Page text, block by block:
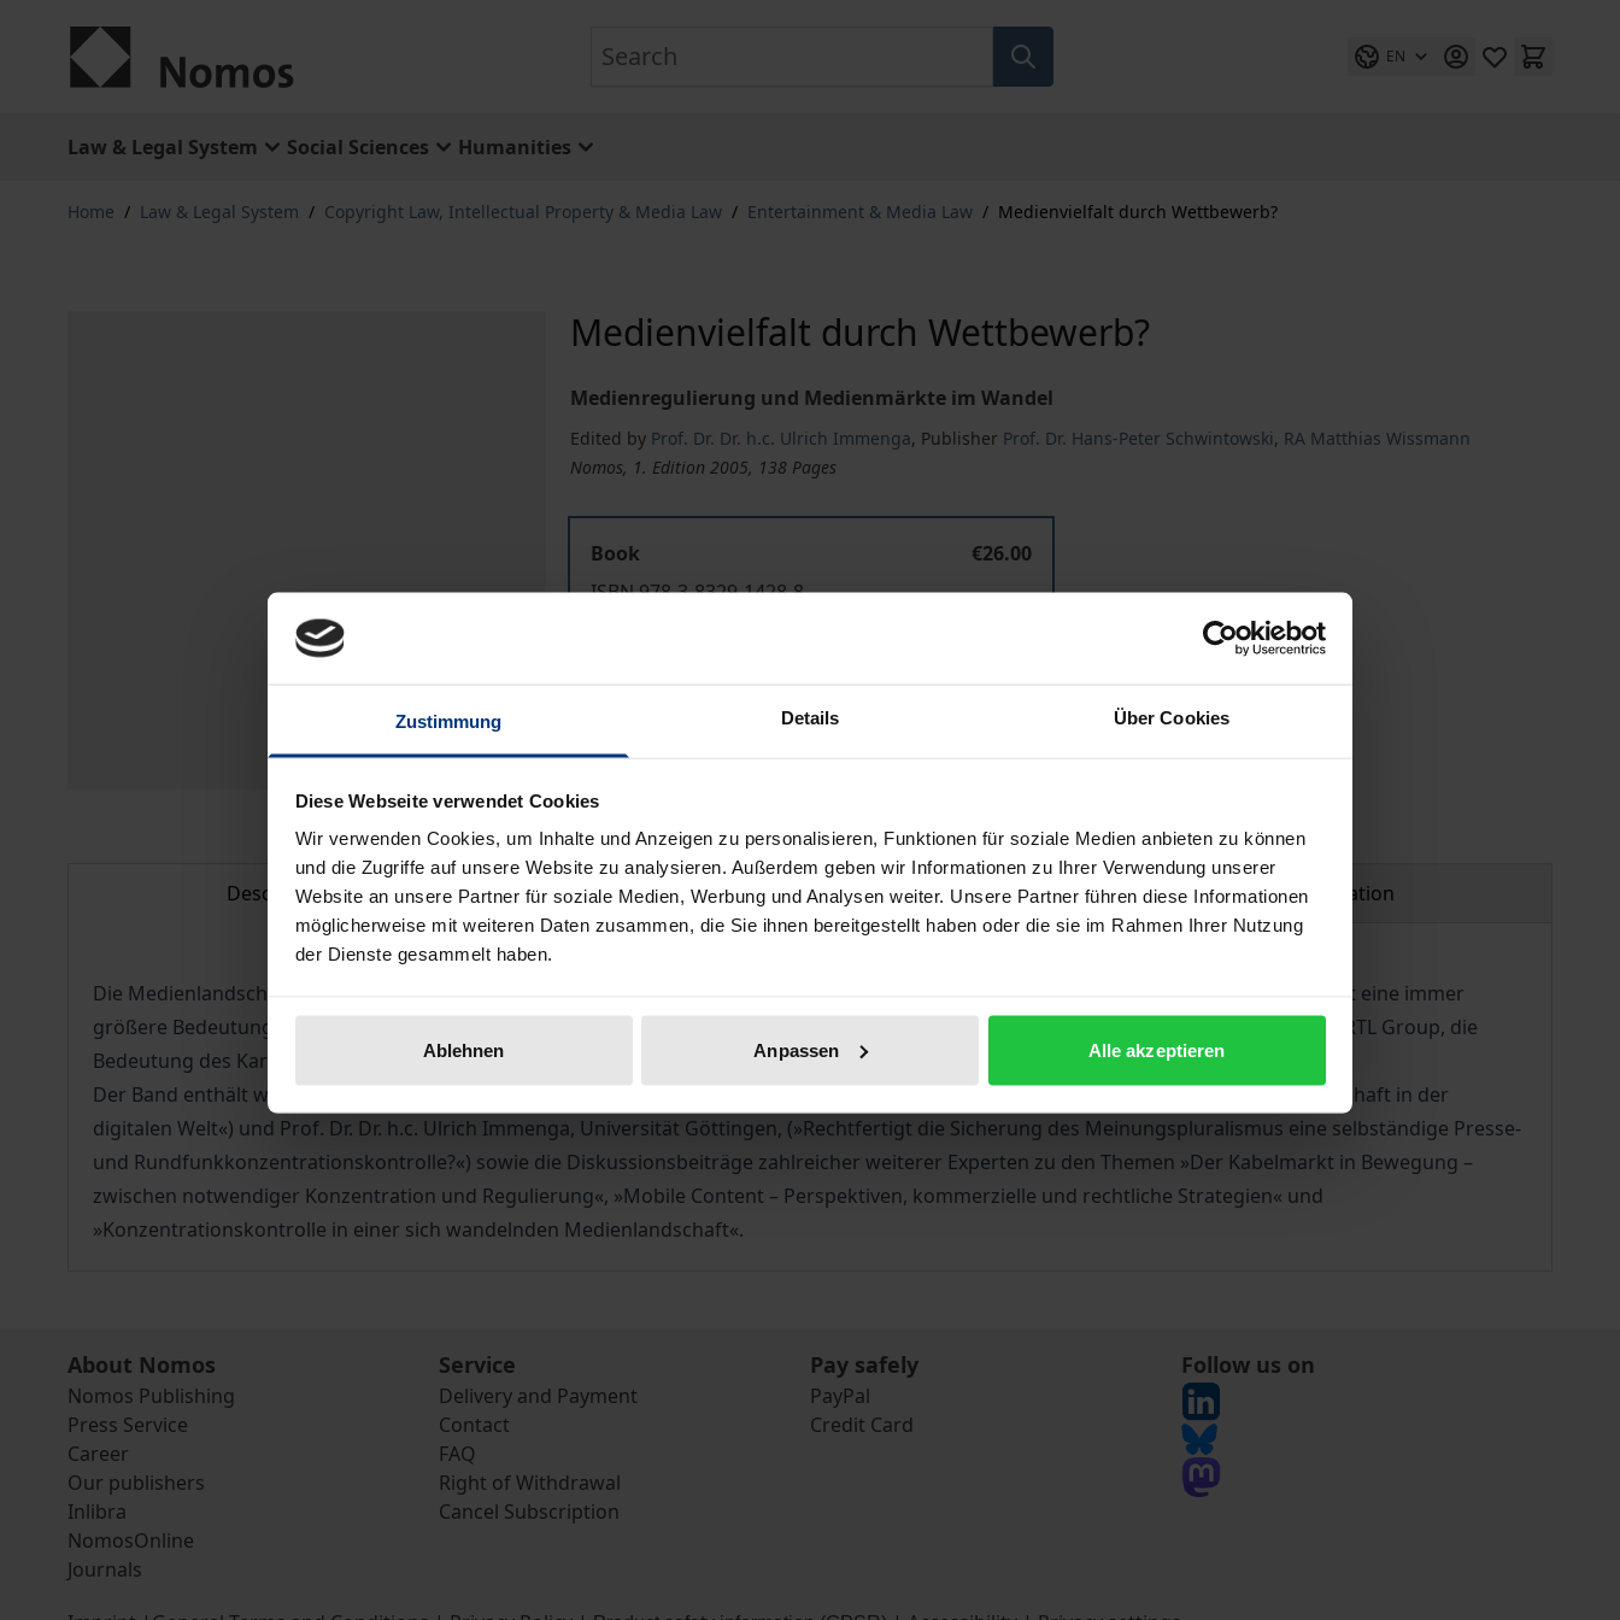
Zustimmung Details Über Cookies
Diese Webseite verwendet Cookies
Wir verwenden Cookies, um Inhalte und Anzeigen zu personalisieren, Funktionen für soziale Medien anbieten zu können
und die Zugriffe auf unsere Website zu analysieren. Außerdem geben wir Informationen zu Ihrer Verwendung unserer
Website an unsere Partner für soziale Medien, Werbung und Analysen weiter. Unsere Partner führen diese Informationen
möglicherweise mit weiteren Daten zusammen, die Sie ihnen bereitgestellt haben oder die sie im Rahmen Ihrer Nutzung
der Dienste gesammelt haben.
Ablehnen Anpassen Alle akzeptieren
EN
Law & Legal System Social Sciences Humanities
Home / Law & Legal System / Copyright Law, Intellectual Property & Media Law / Entertainment & Media Law / Medienvielfalt durch Wettbewerb?
Medienvielfalt durch Wettbewerb?
Medienregulierung und Medienmärkte im Wandel
Edited by Prof. Dr. Dr. h.c. Ulrich Immenga, Publisher Prof. Dr. Hans-Peter Schwintowski, RA Matthias Wissmann
Nomos, 1. Edition 2005, 138 Pages
Book
€26.00
ISBN 978-3-8329-1428-8
Add to Wish List
Description Bibliographical data Product safety information
Die Medienlandschaft in Deutschland hat sich grundlegend geändert: Die Auflagenzahlen der Presse sind rückläufig, das Internet gewinnt eine immer
größere Bedeutung. Vor diesem Hintergrund diskutieren Bundeswirtschaftsminister a.D. Wolfgang Clement und Gerhard Zeiler, CEO der RTL Group, die
Bedeutung des Kartellrechts als Mittel zur Sicherung der Medien- und Meinungsvielfalt.
Der Band enthält weiterhin Redebeiträge von Dr. Balthasar Schramm, Präsident der Sony Entertainment GmbH GSA, (»Die Wissensgesellschaft in der
digitalen Welt«) und Prof. Dr. Dr. h.c. Ulrich Immenga, Universität Göttingen, (»Rechtfertigt die Sicherung des Meinungspluralismus eine selbständige Presse-
und Rundfunkkonzentrationskontrolle?«) sowie die Diskussionsbeiträge zahlreicher weiterer Experten zu den Themen »Der Kabelmarkt in Bewegung –
zwischen notwendiger Konzentration und Regulierung«, »Mobile Content – Perspektiven, kommerzielle und rechtliche Strategien« und
»Konzentrationskontrolle in einer sich wandelnden Medienlandschaft«.
About Nomos
Nomos Publishing
Press Service
Career
Our publishers
Inlibra
NomosOnline
Journals
Service
Delivery and Payment
Contact
FAQ
Right of Withdrawal
Cancel Subscription
Pay safely
PayPal
Credit Card
Follow us on